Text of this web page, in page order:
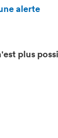
alerte
plus